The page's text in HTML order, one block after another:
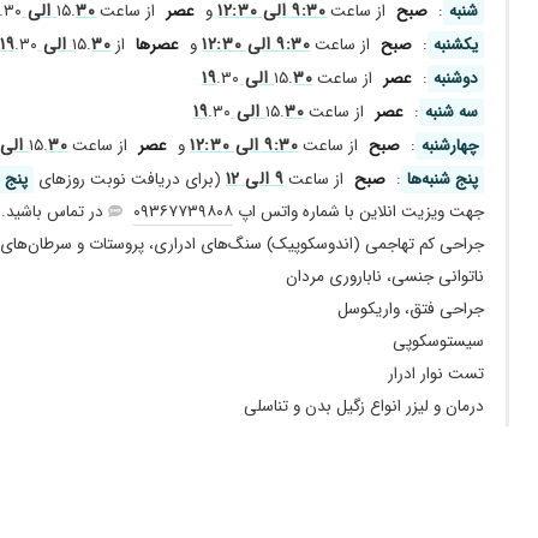
دکتر باتجربه ای هستن
پزشک بسیار باتجربه و خوش اخلاق
عالی بود
مریضمون عمل کرده فعلا در حال درمان ولی منظم ووقت شناس
فقط اون حسودی که عدم رضایت زده
بچه هام سالها مشکل شب ادراری داشتن، آقای دکتر بهشون دارو
مشکل ما رو حل کردن.
بخاطر پروستات مراجعه کردم،کاملا خوب شدم. واقعا راضی
خیلی پر حوصله
بسیار دک
سنگ کلیه عالی
شنبه : صبح از ساعت۹:۳۰ الی ۱۲:۳۰ و عصر از ساعت ۱۵.۳۰ الی ۱۹
.۳۰
یکشنبه : صبح از ساعت۹:۳۰ الی ۱۲:۳۰ و عصر‌ها از ۱۵.۳۰ الی ۱۹ .۳۰ (برای دریافت نوبت روز‌های
دوشنبه : عصر از ساعت ۱۵.۳۰ الی ۱۹
.۳۰
سه شنبه : عصر از ساعت ۱۵.۳۰ الی ۱۹
.۳۰
چهارشنبه : صبح از ساعت۹:۳۰ الی ۱۲:۳۰ و عصر از ساعت ۱۵.۳۰ الی ۱۹
پنج شنبه‌ها : صبح از ساعت۹ الی ۱۲ (برای دریافت نوبت روز‌های پنج
جهت ویزیت انلاین با شماره واتس اپ ۰۹۳۶۷۷۳۹۸۰۸
در تماس باشید.
جراحی کم تهاجمی (اندوسکوپیک) سنگ‌های ادراری، پروستات و سرطان‌های
ناتوانی جنسی، ناباروری مردان
جراحی فتق، واریکوسل
سیستوسکوپی
تست نوار ادرار
درمان و لیزر انواع زگیل بدن و تناسلی